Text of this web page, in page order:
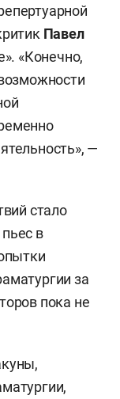
Павел
«Конечно,
—
стало
в
за
пока не